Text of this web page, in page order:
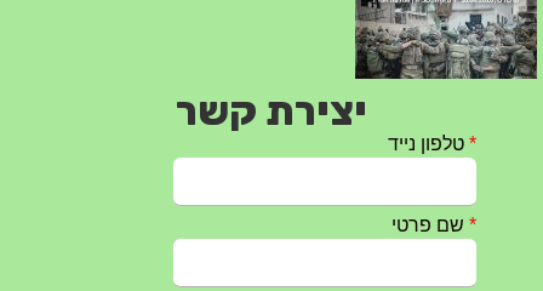
טקס ההתיחדות עם החללים לשנת 2025 – 10 יוני 2025
מופע הגבעטרון ב 10.10.2024 נדחה בשל המצב הבטחוני
יצירת קשר